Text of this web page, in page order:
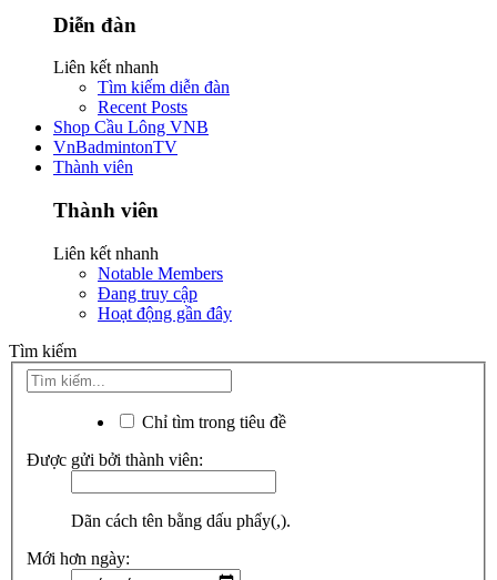
Diễn đàn
Liên kết nhanh
Tìm kiếm diễn đàn
Recent Posts
Shop Cầu Lông VNB
VnBadmintonTV
Thành viên
Thành viên
Liên kết nhanh
Notable Members
Đang truy cập
Hoạt động gần đây
Tìm kiếm
Chỉ tìm trong tiêu đề
Được gửi bởi thành viên:
Dãn cách tên bằng dấu phẩy(,).
Mới hơn ngày: